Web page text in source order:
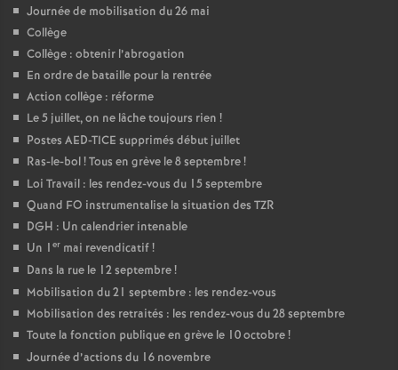
Journée de mobilisation du 26 mai
Collège
Collège : obtenir l’abrogation
En ordre de bataille pour la rentrée
Action collège : réforme
Le 5 juillet, on ne lâche toujours rien !
Postes AED-TICE supprimés début juillet
Ras-le-bol! Tous en grève le 8 septembre!
Loi Travail : les rendez-vous du 15 septembre
Quand FO instrumentalise la situation des TZR
DGH : Un calendrier intenable
Un 1 er mai revendicatif!
Dans la rue le 12 septembre!
Mobilisation du 21 septembre : les rendez-vous
Mobilisation des retraités : les rendez-vous du 28 septembre
Toute la fonction publique en grève le 10 octobre!
Journée d’actions du 16 novembre